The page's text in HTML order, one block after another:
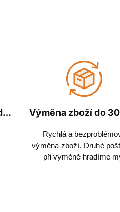
Výměna zboží do
Rychlá a
výměna zboží. Druhé
při výměně hradíme